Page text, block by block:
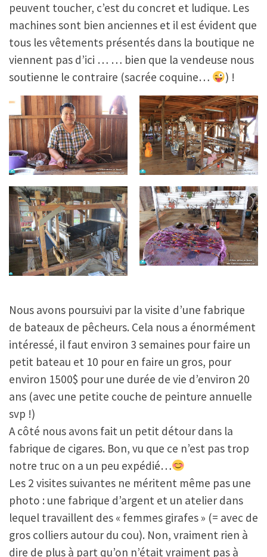
peuvent toucher, c’est du concret et ludique. Les
machines sont bien anciennes et il est évident que
tous les vêtements présentés dans la boutique ne
viennent pas d’ici … … bien que la vendeuse nous
soutienne le contraire (sacrée coquine…
) !
Nous avons poursuivi par la visite d’une fabrique
de bateaux de pêcheurs. Cela nous a énormément
intéressé, il faut environ 3 semaines pour faire un
petit bateau et 10 pour en faire un gros, pour
environ 1500$ pour une durée de vie d’environ 20
ans (avec une petite couche de peinture annuelle
svp !)
A côté nous avons fait un petit détour dans la
fabrique de cigares. Bon, vu que ce n’est pas trop
notre truc on a un peu expédié…
Les 2 visites suivantes ne méritent même pas une
photo : une fabrique d’argent et un atelier dans
lequel travaillent des « femmes girafes » (= avec de
gros colliers autour du cou). Non, vraiment rien à
dire de plus à part qu’on n’était vraiment pas à